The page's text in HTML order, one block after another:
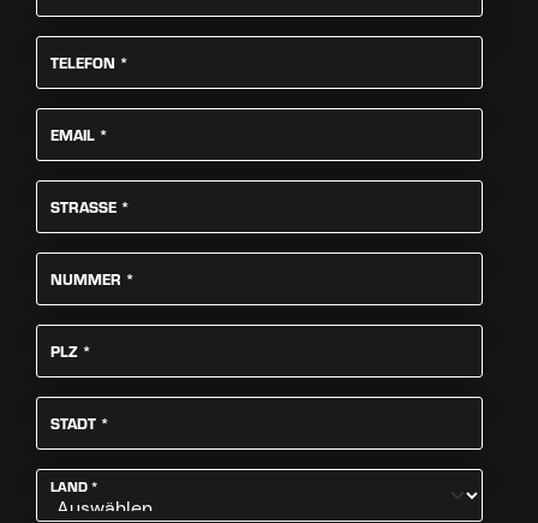
TELEFON *
EMAIL *
STRASSE *
NUMMER *
PLZ *
STADT *
LAND*